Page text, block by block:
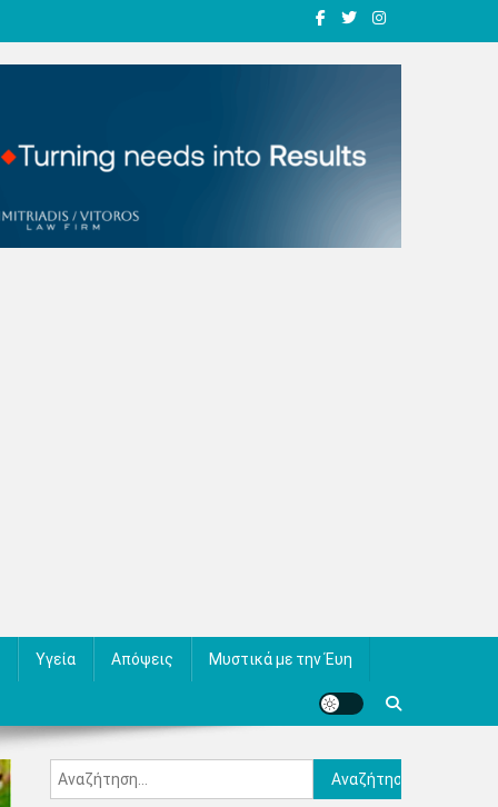
Υγεία Απόψεις Μυστικά με την Έυη
Αναζήτηση
για: